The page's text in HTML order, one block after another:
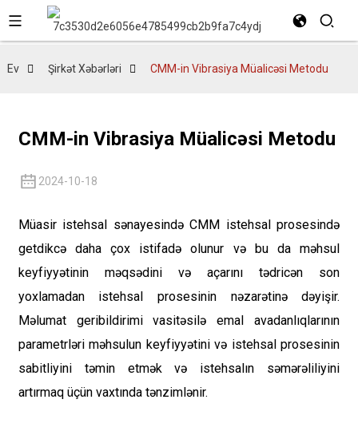
Ev Şirkət Xəbərləri CMM-in Vibrasiya Müalicəsi Metodu
CMM-in Vibrasiya Müalicəsi Metodu
2024-10-18
Müasir istehsal sənayesində CMM istehsal prosesində
getdikcə daha çox istifadə olunur və bu da məhsul
keyfiyyətinin məqsədini və açarını tədricən son
yoxlamadan istehsal prosesinin nəzarətinə dəyişir.
Məlumat geribildirimi vasitəsilə emal avadanlıqlarının
parametrləri məhsulun keyfiyyətini və istehsal prosesinin
sabitliyini təmin etmək və istehsalın səmərəliliyini
artırmaq üçün vaxtında tənzimlənir.